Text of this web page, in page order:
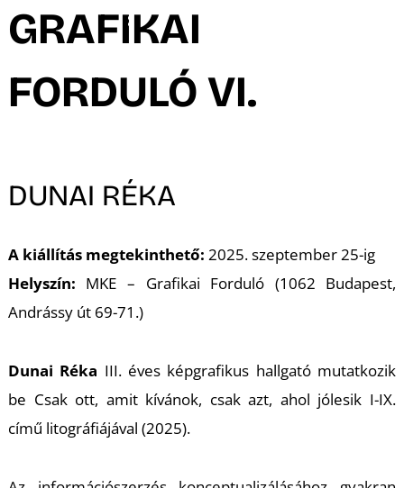
GRAFIKAI
FORDULÓ VI.
DUNAI RÉKA
A kiállítás megtekinthető: 2025. szeptember 25-ig
Helyszín: MKE – Grafikai Forduló (1062 Budapest,
Andrássy út 69-71.)
Dunai Réka III. éves képgrafikus hallgató mutatkozik
be Csak ott, amit kívánok, csak azt, ahol jólesik I-IX.
című litográfiájával (2025).